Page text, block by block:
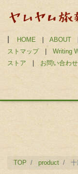
HOME | ABOUT
ストマップ| Writing
ストア | お問い合わせ
TOP product